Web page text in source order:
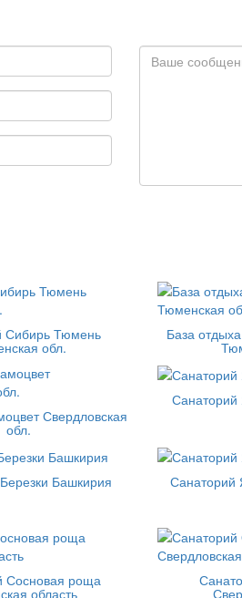
Сибирь Тюмень
обл.
База
Свердловская
обл.
Санаторий
Башкирия
Санаторий
Сосновая роща
область